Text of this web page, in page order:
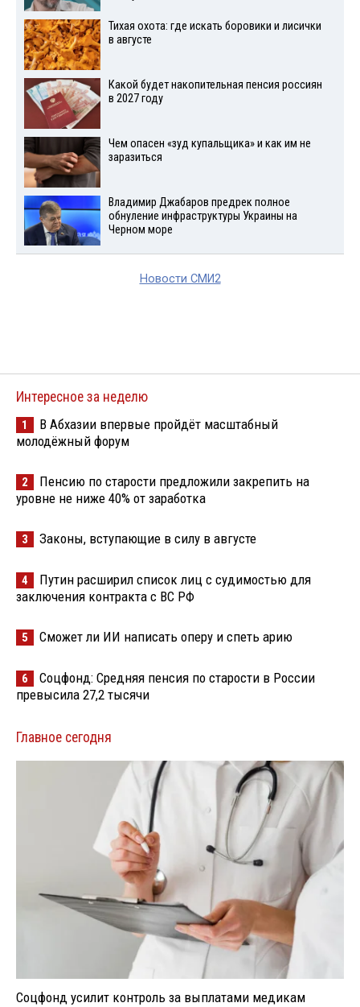
Тихая охота: где искать боровики и лисички
в августе
Какой будет накопительная пенсия россиян
в 2027 году
Чем опасен «зуд купальщика» и как им не
заразиться
Владимир Джабаров предрек полное
обнуление инфраструктуры Украины на
Черном море
Новости СМИ2
Интересное за неделю
1
В Абхазии впервые пройдёт масштабный
молодёжный форум
2
Пенсию по старости предложили закрепить на
уровне не ниже 40% от заработка
3 Законы, вступающие в силу в августе
4
Путин расширил список лиц с судимостью для
заключения контракта с ВС РФ
5 Сможет ли ИИ написать оперу и спеть арию
6
Соцфонд: Средняя пенсия по старости в России
превысила 27,2 тысячи
Главное сегодня
Соцфонд усилит контроль за выплатами медикам